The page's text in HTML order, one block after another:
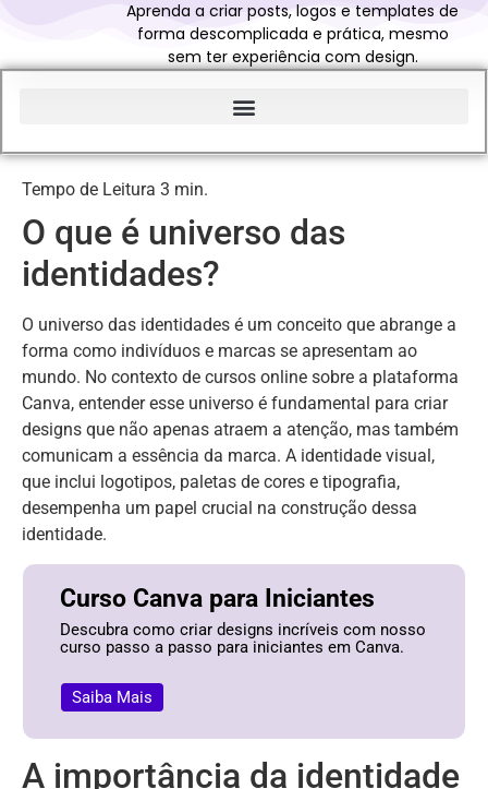
Aprenda a criar posts, logos e templates de
forma descomplicada e prática, mesmo
sem ter experiência com design.
O que é universo das
identidades?
O universo das identidades é um conceito que abrange a
forma como indivíduos e marcas se apresentam ao
mundo. No contexto de cursos online sobre a plataforma
Canva, entender esse universo é fundamental para criar
designs que não apenas atraem a atenção, mas também
comunicam a essência da marca. A identidade visual,
que inclui logotipos, paletas de cores e tipografia,
desempenha um papel crucial na construção dessa
identidade.
Curso Canva para Iniciantes
Descubra como criar designs incríveis com nosso
curso passo a passo para iniciantes em Canva.
Saiba Mais
A importância da identidade